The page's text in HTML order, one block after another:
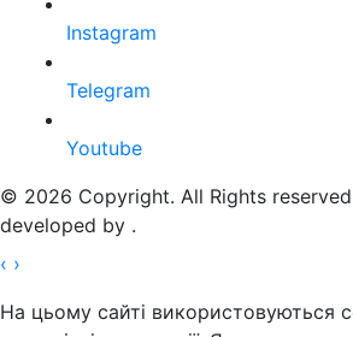
Instagram
Telegram
Youtube
© 2026 Copyright. All Rights
developed by .
‹ ›
На цьому сайті використовуються